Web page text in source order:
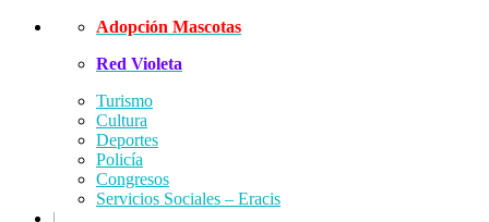
Skip
Adopción Mascotas
Red Violeta
Turismo
Cultura
Deportes
Policía
Congresos
Servicios Sociales – Eracis
|